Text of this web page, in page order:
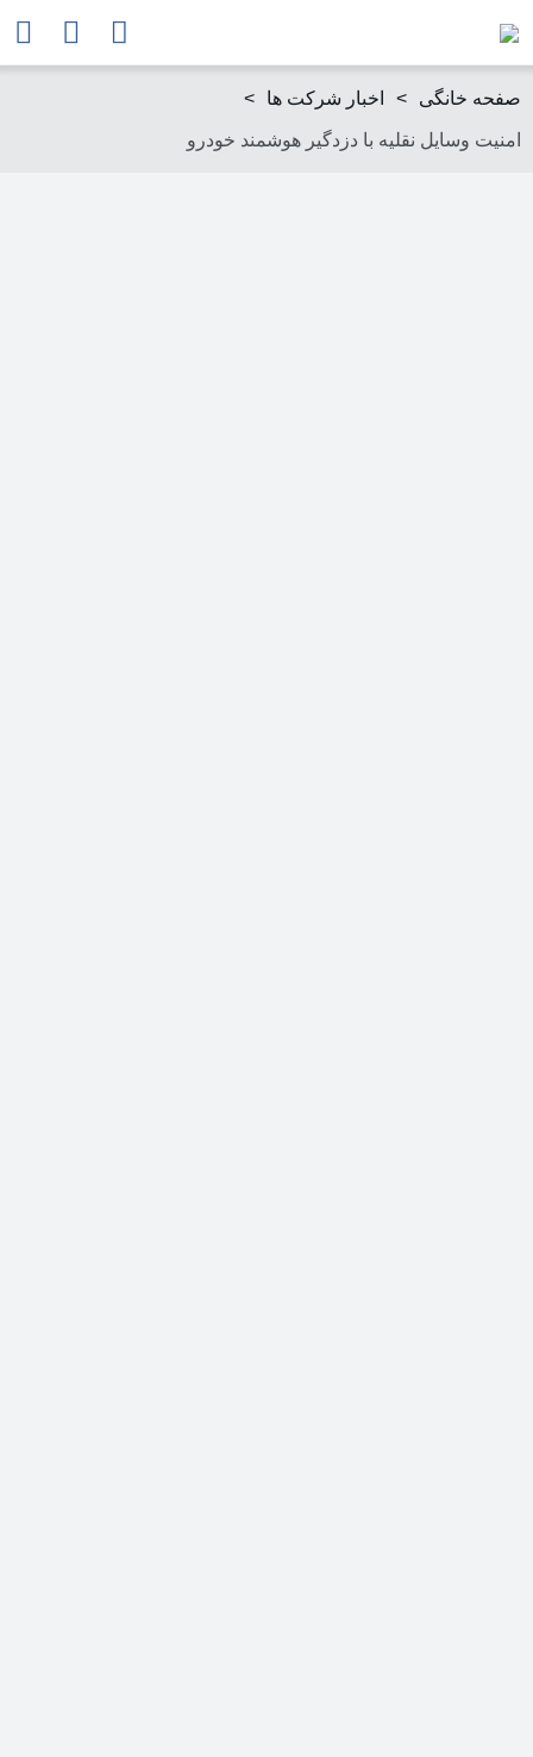
صفحه خانگی > اخبار شرکت ها >
امنیت وسایل نقلیه با دزدگیر هوشمند خودرو